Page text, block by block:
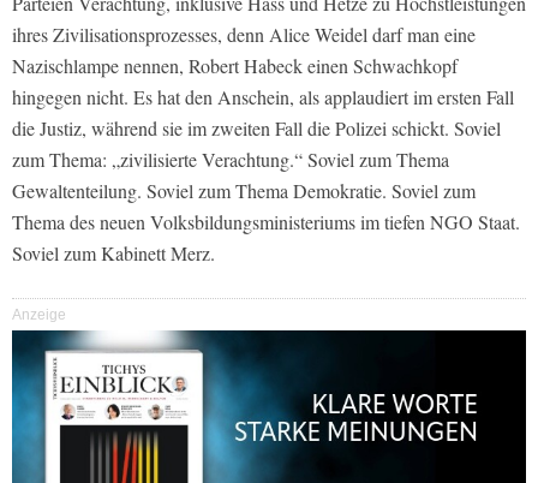
ihres Zivilisationsprozesses, denn Alice Weidel darf man eine
Nazischlampe nennen, Robert Habeck einen Schwachkopf
hingegen nicht. Es hat den Anschein, als applaudiert im ersten Fall
die Justiz, während sie im zweiten Fall die Polizei schickt. Soviel
zum Thema: „zivilisierte Verachtung.“ Soviel zum Thema
Gewaltenteilung. Soviel zum Thema Demokratie. Soviel zum
Thema des neuen Volksbildungsministeriums im tiefen NGO Staat.
Soviel zum Kabinett Merz.
Anzeige